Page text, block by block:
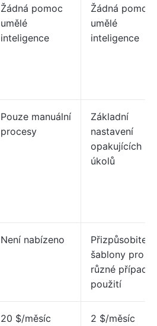
Žádná pomoc
umělé
inteligence
Žádná pomoc
umělé
inteligence
Pouze manuální
procesy
Základní
nastavení
opakujících se
úkolů
Není nabízeno
šablony pro
různé případy
použití
20 $/měsíc 2 $/měsíc